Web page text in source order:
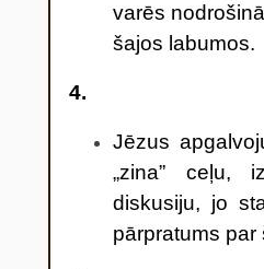
varēs
šajos labumos.
4.
Jēzus
„zina” ceļu,
diskusiju, jo
pārpratums